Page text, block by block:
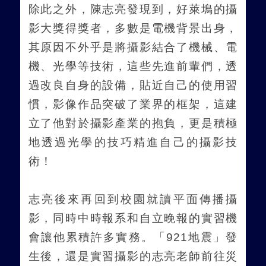
除此之外，陳志亮發現到，好萊塢的攝
影大獎得獎者，多數是電機背景出身，
其原因不外乎是將攝影結合了機械、電
機、光學等技術，這些先進前輩們，透
過改良自身的設備，貼近自己的使用習
慣，影像作品突破了業界的框架，這建
立了他對於攝影產業的抱負，更是積極
地透過光學的技巧精進自己的攝影技
術！
志亮後來再回到校園就讀平面傳播攝
影，同時中時報系和自立晚報的實習機
會讓他累積許多實務。「 921地震」發
生後，還是實習攝影的志亮老師前往災